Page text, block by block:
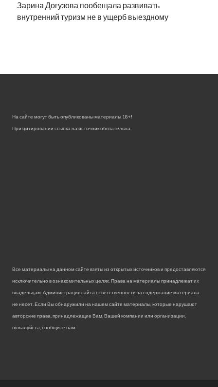
Зарина Догузова пообещала развивать
внутренний туризм не в ущерб выездному
На сайте могут быть опубликованы материалы 18+!
При цитировании ссылка на источник обязательна.
Все материалы на данном сайте взяты из открытых источников и предоставляются
исключительно в ознакомительных целях. Права на материалы принадлежат их
владельцам. Администрация сайта ответственности за содержание материала
не несет. Если Вы обнаружили на нашем сайте материалы, которые нарушают
авторские права, принадлежащие Вам, Вашей компании или организации,
пожалуйста, сообщите нам.